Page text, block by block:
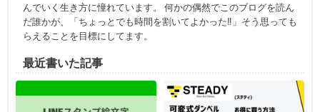
んでいく生き方に憧れています。 何かの偶然でこのブログを読ん
だ誰かが、「ちょっとでも時間を割いてよかった‼」そう思っても
らえることを目標にしてます。
最近書いた記事